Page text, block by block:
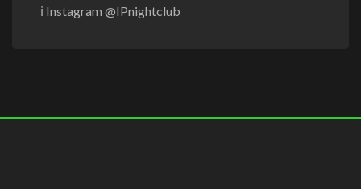
ℹ Instagram @IPnightclub